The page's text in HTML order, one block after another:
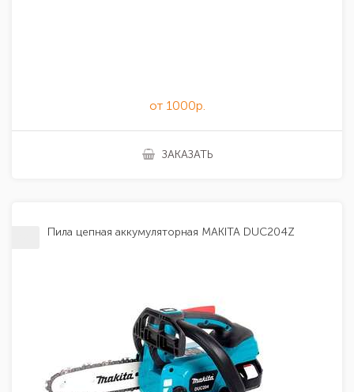
от 1000р.
ЗАКАЗАТЬ
Пила цепная аккумуляторная MAKITA DUC204Z